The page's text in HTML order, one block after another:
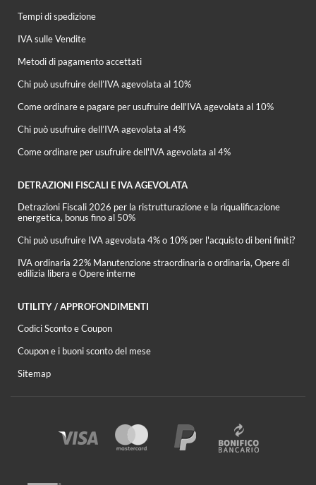
Tempi di spedizione
IVA sulle Vendite
Metodi di pagamento accettati
Chi può usufruire dell’IVA agevolata al 10%
Come ordinare e pagare per usufruire dell'IVA agevolata al 10%
Chi può usufruire dell’IVA agevolata al 4%
Come ordinare per usufruire dell'IVA agevolata al 4%
DETRAZIONI FISCALI E IVA AGEVOLATA
Detrazioni Fiscali 2026 per la ristrutturazione e la riqualificazione
energetica, bonus fino al 50%
Chi può usufruire IVA agevolata 4% o 10% per l'acquisto di beni finiti?
IVA ordinaria 22% Manutenzione straordinaria o ordinaria, Opere di
edilizia libera e Opere interne
UTILITY / APPROFONDIMENTI
Codici Sconto e Coupon
Coupon e i buoni sconto del mese
Sitemap